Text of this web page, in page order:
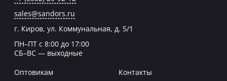
sales@sandors.ru
г. Киров, ул. Коммунальная, д. 5/1
ПН–ПТ с 8:00 до 17:00
СБ–ВС — выходные
Оптовикам
Контакты